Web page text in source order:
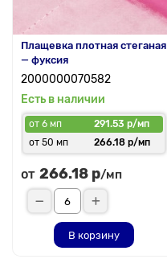
Плащевка плотная стеганая
— фуксия
2000000070582
Есть в наличии
от 6 мп
291.53 р/мп
от 50 мп
266.18 р/мп
от 266.18 р/мп
В корзину